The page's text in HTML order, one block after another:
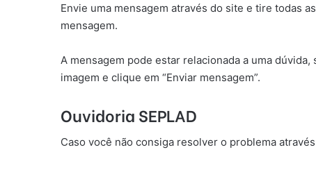
Envie uma mensagem através do site e tire todas
mensagem.
A mensagem pode estar relacionada a uma
imagem e clique em “Enviar mensagem”.
Ouvidoria SEPLAD
Caso você não consiga resolver o problema